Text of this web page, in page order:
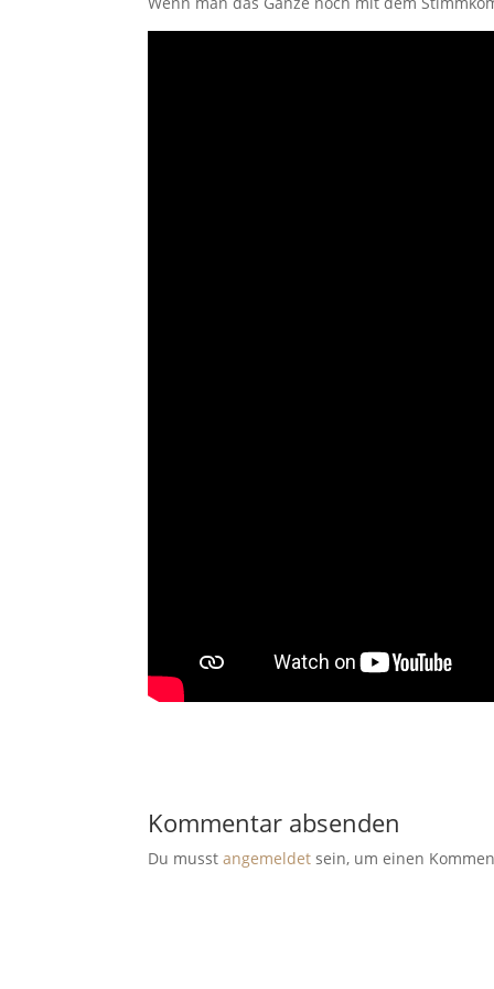
Kommentar absenden
Du musstangemeldet sein, um einen